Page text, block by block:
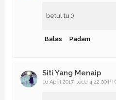
betul tu :)
Balas Padam
Siti Yang Menaip
16 April 2017 pada 4:42:00